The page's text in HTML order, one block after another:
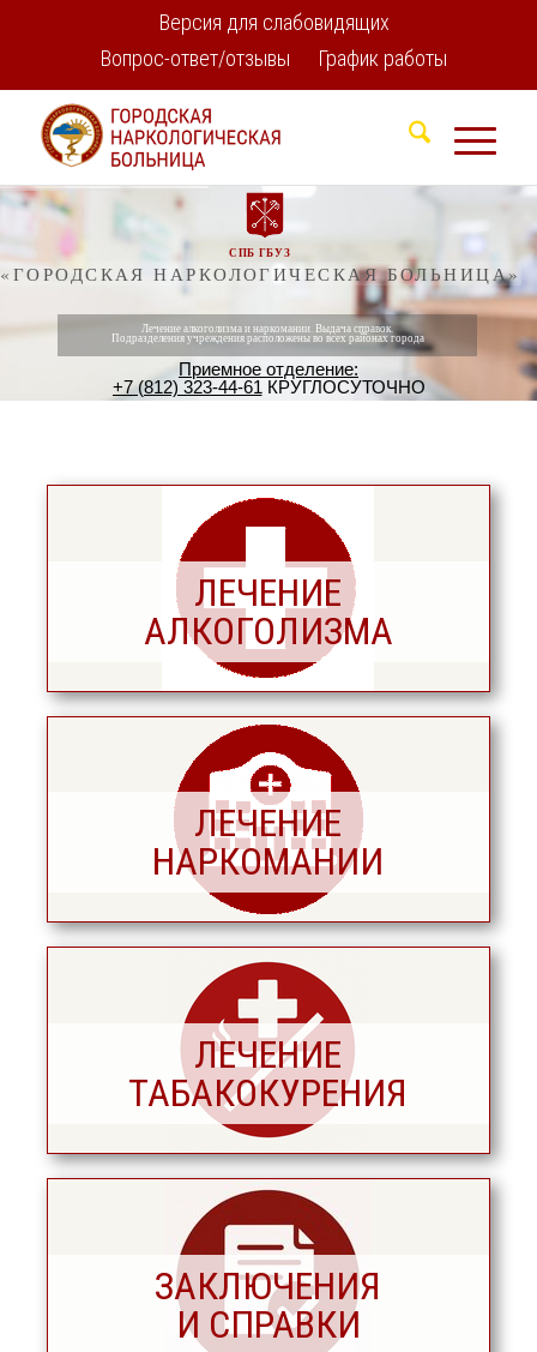
Версия для слабовидящих
Вопрос-ответ/отзывы
График работы
СПБ ГБУЗ
«ГОРОДСКАЯ НАРКОЛОГИЧЕСКАЯ БОЛЬНИЦА»
Лечение алкоголизма и наркомании. Выдача справок.
Подразделения учреждения расположены во всех районах города
Приемное отделение:
+7 (812) 323-44-61 КРУГЛОСУТОЧНО
ЛЕЧЕНИЕ
АЛКОГОЛИЗМА
ЛЕЧЕНИЕ
НАРКОМАНИИ
ЛЕЧЕНИЕ
ТАБАКОКУРЕНИЯ
ЗАКЛЮЧЕНИЯ
И СПРАВКИ